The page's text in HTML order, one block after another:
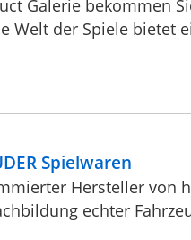
Galerie bekommen
Welt der Spiele bietet
Spielwaren
Hersteller von
echter